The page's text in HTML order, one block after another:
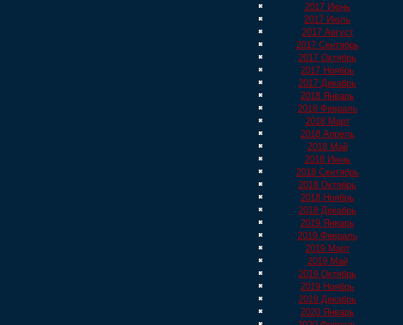
2017 Июнь
2017 Июль
2017 Август
2017 Сентябрь
2017 Октябрь
2017 Ноябрь
2017 Декабрь
2018 Январь
2018 Февраль
2018 Март
2018 Апрель
2018 Май
2018 Июнь
2018 Сентябрь
2018 Октябрь
2018 Ноябрь
2018 Декабрь
2019 Январь
2019 Февраль
2019 Март
2019 Май
2019 Октябрь
2019 Ноябрь
2019 Декабрь
2020 Январь